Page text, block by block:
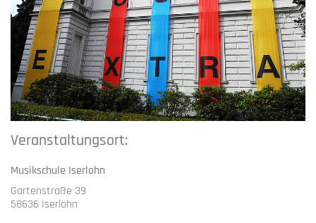
Veranstaltungsort:
Musikschule Iserlohn
Gartenstraße 39
58636 Iserlohn